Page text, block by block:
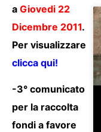
a Giovedi 22
Dicembre 2011.
Per visualizzare
clicca qui!
-3° comunicato
per la raccolta
fondi a favore